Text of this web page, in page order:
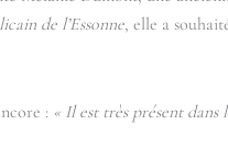
de l’Essonne, elle a
: « Il est très présent